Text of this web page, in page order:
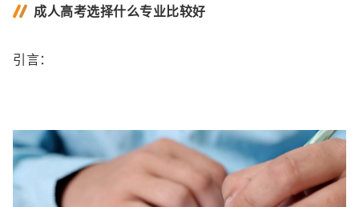
成人高考选择什么专业比较好
引言：